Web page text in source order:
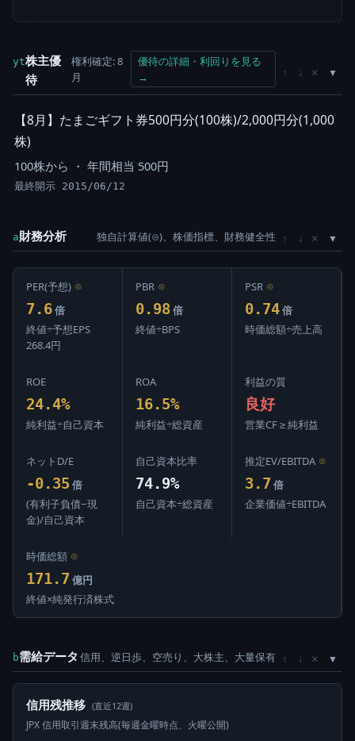
yt株主優
待
権利確定: 8
月
優待の詳細・利回りを見る
→
↑ ↓ ×
【8月】たまごギフト券500円分(100株)/2,000円分(1,000
株)
100株から ・ 年間相当 500円
最終開示 2015/06/12
a財務分析 独自計算値(⊙)、株価指標、財務健全性 ↑ ↓ ×
PER(予想) ⊙
7.6 倍
終値÷予想EPS
268.4円
PBR ⊙
0.98 倍
終値÷BPS
PSR ⊙
0.74 倍
時価総額÷売上高
ROE
24.4%
純利益÷自己資本
ROA
16.5%
純利益÷総資産
利益の質
良好
営業CF ≥ 純利益
ネットD/E
-0.35 倍
(有利子負債−現
金)/自己資本
自己資本比率
74.9%
自己資本÷総資産
推定EV/EBITDA ⊙
3.7 倍
企業価値÷EBITDA
時価総額 ⊙
171.7 億円
終値×純発行済株式
b需給データ 信用、逆日歩、空売り、大株主、大量保有 ↑ ↓ ×
信用残推移 (直近12週)
JPX 信用取引週末残高(毎週金曜時点、火曜公開)